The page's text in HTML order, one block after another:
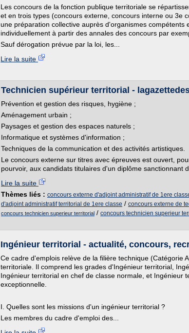
Les concours de la fonction publique territoriale se
et en trois types (concours externe, concours interne ou 3e
une préparation collective auprès d'organismes compétents
individuellement à partir des annales des concours par
Sauf dérogation prévue par la loi, les...
Lire la suite
Technicien supérieur territorial -
Prévention et gestion des risques, hygiène ;
Aménagement urbain ;
Paysages et gestion des espaces naturels ;
Informatique et systèmes d'information ;
Techniques de la communication et des activités artistiques.
Le concours externe sur titres avec épreuves est ouvert,
pourvoir, aux candidats titulaires d'un diplôme sanctionnant
Lire la suite
Thèmes liés : concours externe d'adjoint administratif de 1ere
d'adjoint administratif territorial de 1ere classe / concours externe de
concours technicien superieur territorial / concours technicien superieur
Ingénieur territorial - actualité, concours,
Ce cadre d'emplois relève de la filière technique (Catégorie
territoriale. Il comprend les grades d'Ingénieur territorial,
Ingénieur territorial en chef de classe normale, et Ingénieur
exceptionnelle.
I. Quelles sont les missions d'un ingénieur territorial ?
Les membres du cadre d'emploi des...